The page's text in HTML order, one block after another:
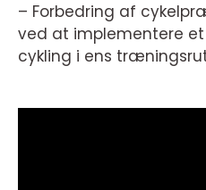
– Forbedring af
ved at implementere
cykling i ens